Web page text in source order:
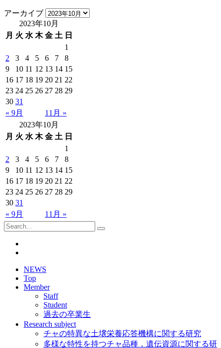
アーカイブ
2023年10月
月 火 水 木 金 土 日
« 9月 11月 »
1
2
3 4 5 6 7
8
9
10 11 12 13 14 15
16 17 18 19 20 21 22
23 24 25 26 27 28 29
30 31
2023年10月
月 火 水 木 金 土 日
« 9月 11月 »
1
2
3 4 5 6 7
8
9
10 11 12 13 14 15
16 17 18 19 20 21 22
23 24 25 26 27 28 29
30 31
NEWS
Top
Member
Staff
Student
過去の卒業生
Research subject
チャの特異な土壌栄養応答機構に関する研究
多様な特性を持つチャ品種，遺伝資源に関する研